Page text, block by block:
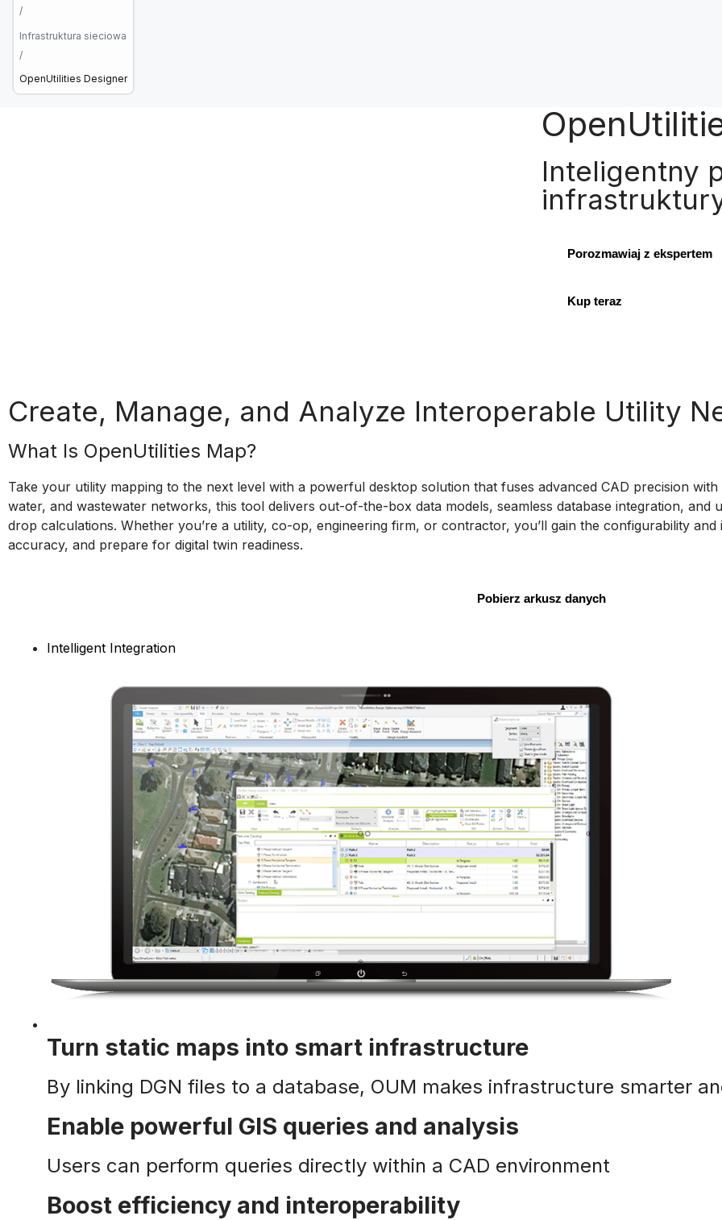
/
Infrastruktura sieciowa
/
OpenUtilities Designer
Inteligentny
Porozmawiaj z ekspertem
Kup teraz
Create, Manage, and Analyze Interoperable Utility
What Is OpenUtilities Map?
Take your utility mapping to the next level with a powerful desktop solution that fuses advanced CAD precision
water, and wastewater networks, this tool delivers out-of-the-box data models, seamless database integration, and
drop calculations. Whether you’re a utility, co-op, engineering firm, or contractor, you’ll gain the configurability
accuracy, and prepare for digital twin readiness.
Pobierz arkusz danych
Intelligent Integration
Turn static maps into smart infrastructure
By linking DGN files to a database, OUM makes infrastructure smarter
Enable powerful GIS queries and analysis
Users can perform queries directly within a CAD environment
Boost efficiency and interoperability